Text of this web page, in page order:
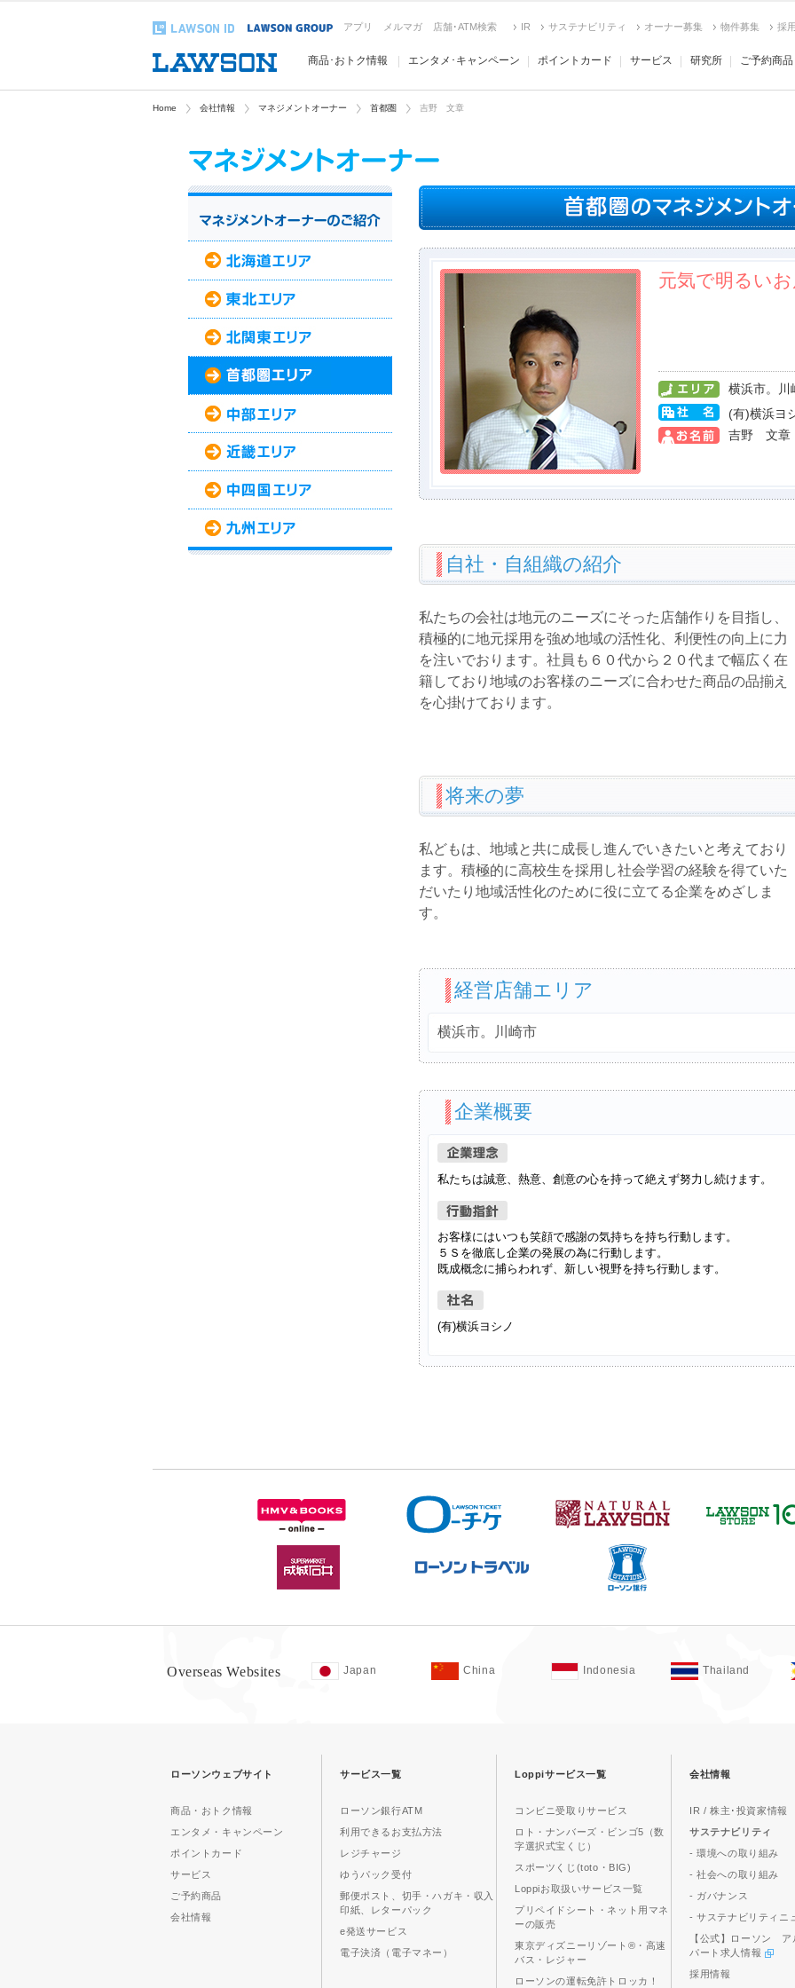
アプリ メルマガ 店舗･ATM検索 IR サステナビリティ オーナー募集 物件募集 採
商品･おトク情報 エンタメ･キャンペーン ポイントカード サービス 研究所 ご予約商品
Home 会社情報 マネジメントオーナー 首都圏 吉野 文章
元気で明るい
横浜市。川
(有)横浜ヨ
吉野 文章
自社・自組織の紹介
私たちの会社は地元のニーズにそった店舗作りを目指し、
積極的に地元採用を強め地域の活性化、利便性の向上に力
を注いでおります。社員も６０代から２０代まで幅広く在
籍しており地域のお客様のニーズに合わせた商品の品揃え
を心掛けております。
将来の夢
私どもは、地域と共に成長し進んでいきたいと考えており
ます。積極的に高校生を採用し社会学習の経験を得ていた
だいたり地域活性化のために役に立てる企業をめざしま
す。
経営店舗エリア
横浜市。川崎市
企業概要
私たちは誠意、熱意、創意の心を持って絶えず努力し続けます。
お客様にはいつも笑顔で感謝の気持ちを持ち行動します。
５Ｓを徹底し企業の発展の為に行動します。
既成概念に捕らわれず、新しい視野を持ち行動します。
(有)横浜ヨシノ
Overseas Websites Japan China Indonesia Thailand
ローソンウェブサイト
商品・おトク情報
エンタメ・キャンペーン
ポイントカード
サービス
ご予約商品
会社情報
サービス一覧
ローソン銀行ATM
利用できるお支払方法
レジチャージ
ゆうパック受付
郵便ポスト、切手・ハガキ・収入
印紙、レターパック
e発送サービス
電子決済（電子マネー）
Loppiサービス一覧
コンビニ受取りサービス
ロト・ナンバーズ・ビンゴ5（数
字選択式宝くじ）
スポーツくじ(toto・BIG)
Loppiお取扱いサービス一覧
プリペイドシート・ネット用マネ
ーの販売
東京ディズニーリゾート®・高速
バス・レジャー
ローソンの運転免許トロッカ！
会社情報
IR / 株主･投資家情報
サステナビリティ
- 環境への取り組み
- 社会への取り組み
- ガバナンス
- サステナビリティニ
【公式】ローソン ア
パート求人情報
採用情報